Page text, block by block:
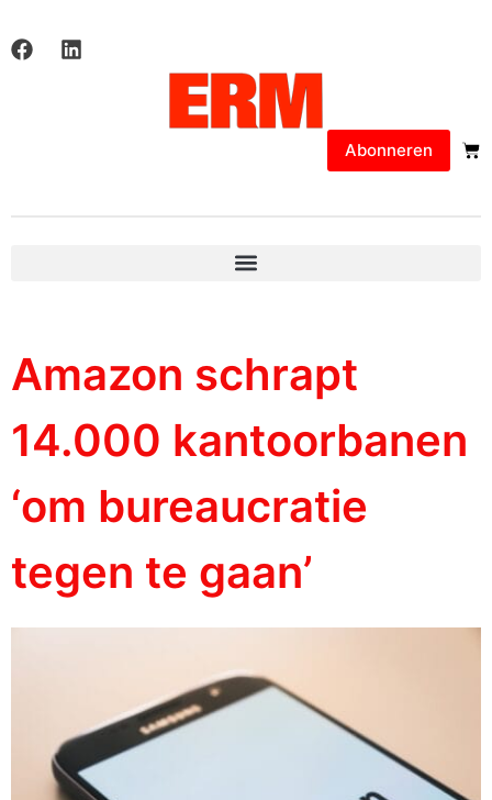
Abonneren
Amazon schrapt
14.000 kantoorbanen
‘om bureaucratie
tegen te gaan’